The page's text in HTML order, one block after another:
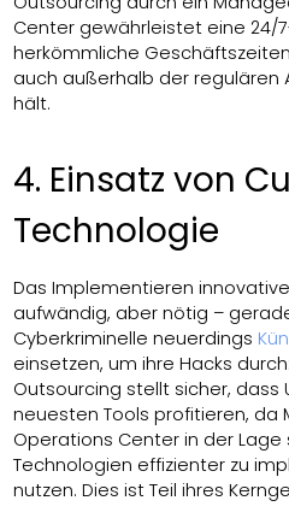
Center gewährleistet eine 24/
herkömmliche
auch außerhalb der regulären
hält.
4. Einsatz von
Technologie
Das Implementieren
aufwändig, aber nötig –
Cyberkriminelle neuerdings
einsetzen, um ihre Hacks
Outsourcing stellt sicher, dass
neuesten Tools profitieren, da
Operations Center in der Lage
Technologien effizienter zu
nutzen. Dies ist Teil ihres